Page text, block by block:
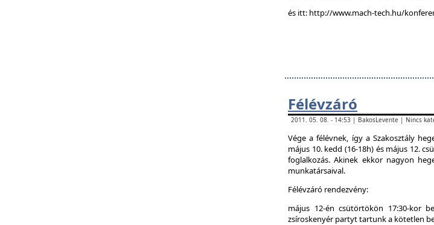
és itt: http://www.mach-tech.hu/
Félévzáró
2011. 05. 08. - 14:53 | BakosLevente | Nincs
Vége a félévnek, így a Szakosztály
május 10. kedd (16-18h) és május 12.
foglalkozás. Akinek ekkor nagyon
munkatársaival.
Félévzáró rendezvény:
május 12-én csütörtökön 17:30-kor
zsíroskenyér partyt tartunk a kötetlen